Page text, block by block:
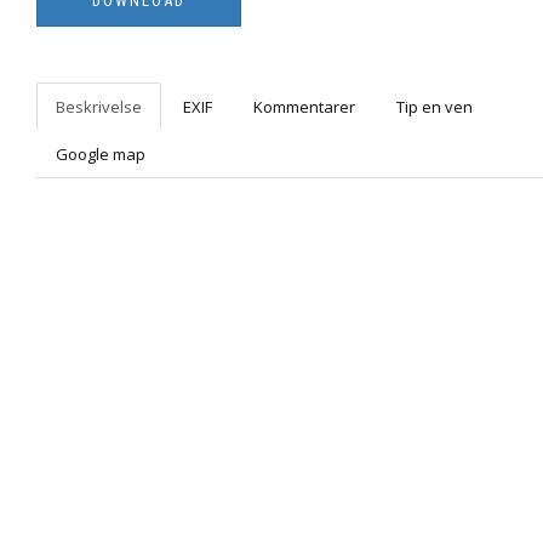
Beskrivelse EXIF Kommentarer Tip en ven
Google map